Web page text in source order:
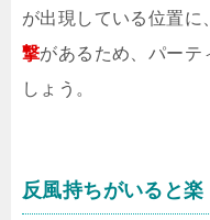
が出現している位置に
撃があるため、パーテ
しょう。
反風持ちがいると楽